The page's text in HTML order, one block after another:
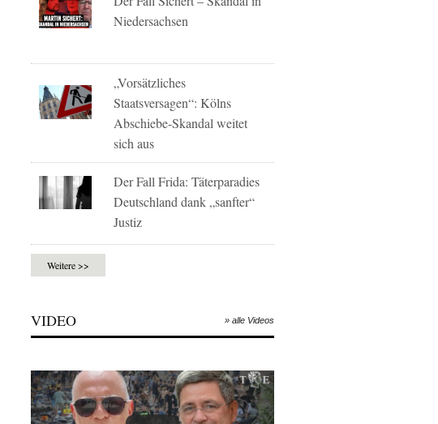
Niedersachsen
„Vorsätzliches
Staatsversagen“: Kölns
Abschiebe-Skandal weitet
sich aus
Der Fall Frida: Täterparadies
Deutschland dank „sanfter“
Justiz
Weitere >>
VIDEO » alle Videos